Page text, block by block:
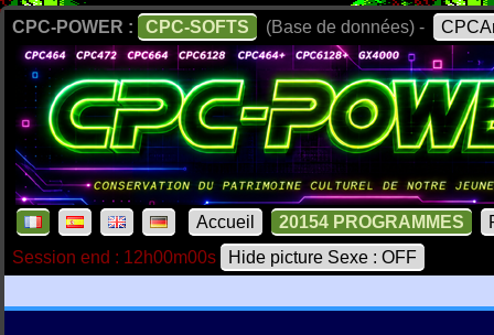
CPC-POWER : CPC-SOFTS (Base de données) -
Accueil 20154 PROGRAMMES
Session end : 12h00m00s
Hide picture Sexe : OFF